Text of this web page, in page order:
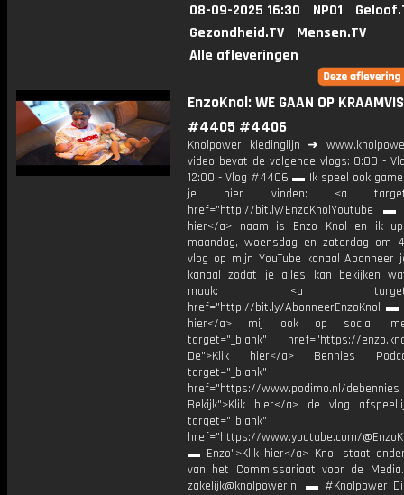
08-09-2025 16:30 NPO1
Gezondheid.TV
Mensen.TV
Alle afleveringen
EnzoKnol: WE GAAN OP
#4405 #4406
Knolpower kledinglijn ➜
video bevat de volgende vlogs: 0:00 -
12:00 - Vlog #4406 ▬ Ik speel ook
je hier vinden: <a
href="http://bit.ly/EnzoKnolYoutube ▬
hier</a> naam is Enzo Knol en ik
maandag, woensdag en zaterdag om
vlog op mijn YouTube kanaal Abonneer
kanaal zodat je alles kan bekijken
maak: <a
href="http://bit.ly/AbonneerEnzoKnol ▬
hier</a> mij ook op social
target="_blank" href="https://
De">Klik hier</a> Bennies
target="_blank"
href="https://www.podimo.nl/debennies
Bekijk">Klik hier</a> de vlog
target="_blank"
href="https://www.youtube.com/
▬ Enzo">Klik hier</a> Knol staat
van het Commissariaat voor de
zakelijk@knolpower.nl ▬ #Knolpower